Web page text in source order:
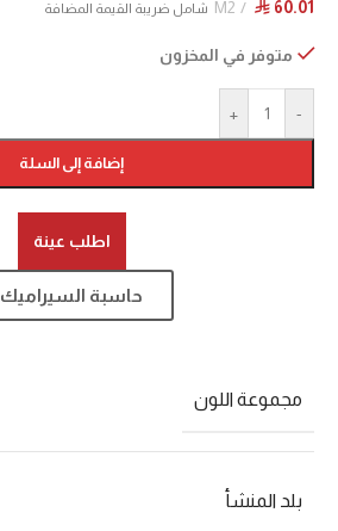
⃁ 60.01
M2 شامل ضريبة القيمة المضافة
متوفر في المخزون
-
+
إضافة إلى السلة
اطلب عينة
حاسبة السيراميك
مجموعة اللون
بلد المنشأ